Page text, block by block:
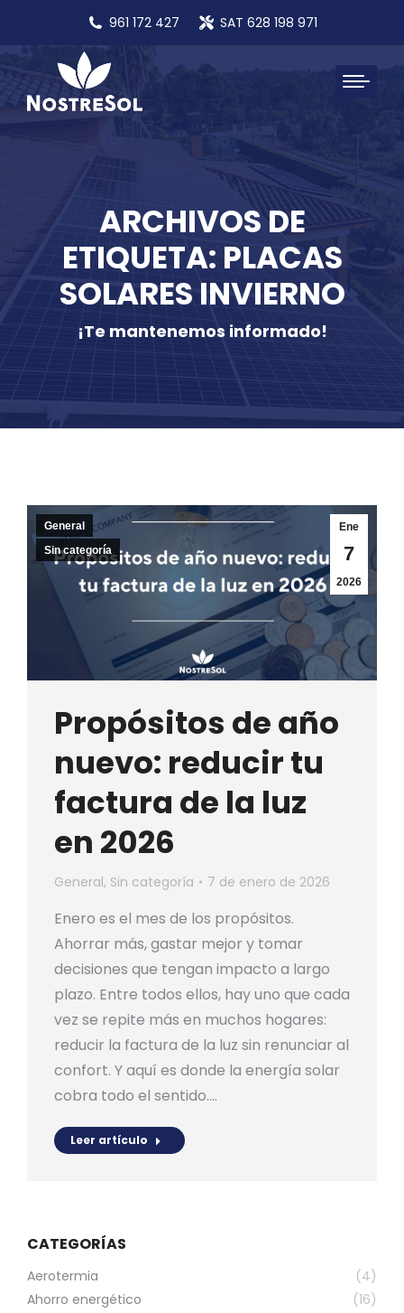
961 172 427 SAT 628 198 971
ARCHIVOS DE
ETIQUETA: PLACAS
SOLARES INVIERNO
¡Te mantenemos informado!
Ene
7
2026
General
Sin categoría
Propósitos de año
nuevo: reducir tu
factura de la luz
en 2026
General, Sin categoría 7 de enero de 2026
Enero es el mes de los propósitos.
Ahorrar más, gastar mejor y tomar
decisiones que tengan impacto a largo
plazo. Entre todos ellos, hay uno que cada
vez se repite más en muchos hogares:
reducir la factura de la luz sin renunciar al
confort. Y aquí es donde la energía solar
cobra todo el sentido.…
Leer artículo
CATEGORÍAS
Aerotermia
(4)
Ahorro energético
(16)